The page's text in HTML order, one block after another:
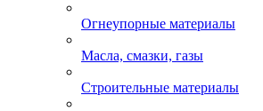
Огнеупорные материалы
Масла, смазки, газы
Строительные материалы